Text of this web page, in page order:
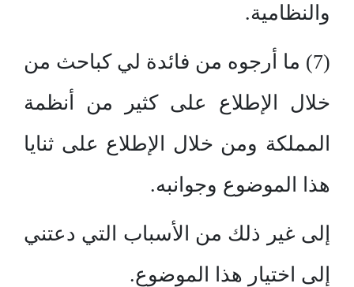
والنظامية.
(7) ما أرجوه من فائدة لي كباحث من
خلال الإطلاع على كثير من أنظمة
المملكة ومن خلال الإطلاع على ثنايا
هذا الموضوع وجوانبه.
إلى غير ذلك من الأسباب التي دعتني
إلى اختيار هذا الموضوع.